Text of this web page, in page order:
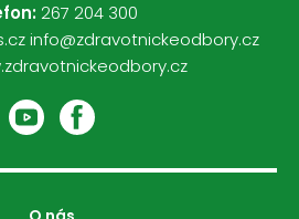
267 204 300
info@zdravotnickeodbory.cz